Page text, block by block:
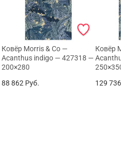
Ковёр Morris & Co —
Acanthus indigo — 427318 —
200×280
88 862 Руб.
Ковёр
Acanthus
250×350
129 736